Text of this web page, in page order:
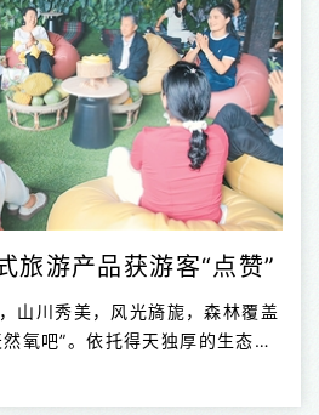
旅游产品获游客“点赞”
山川秀美，风光旖旎，森林覆盖
氧吧”。依托得天独厚的生态资
峡县通过“旅游+”“+旅游”多元模